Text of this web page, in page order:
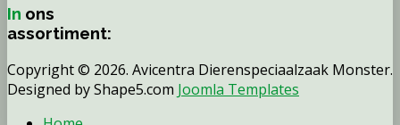
In ons
assortiment:
Copyright © 2026. Avicentra Dierenspeciaalzaak Monster.
Designed by Shape5.com Joomla Templates